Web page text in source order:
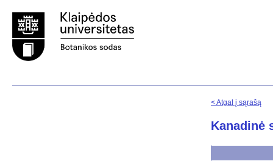
< Atgal į sąrašą
Kanadinė